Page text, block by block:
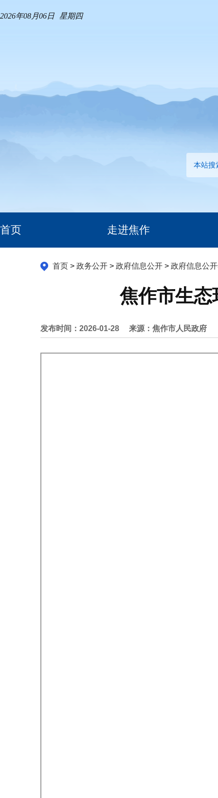
2026年08月06日 星期四
本站搜
首页 走进焦作
首页> 政务公开> 政府信息公开> 政府信息公
焦作市生态
发布时间：2026-01-28 来源：焦作市人民政府